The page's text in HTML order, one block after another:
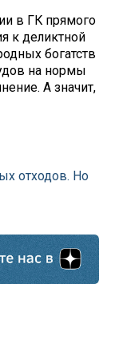
в ГК прямого
к деликтной
богатств
на нормы
А значит,
отходов. Но